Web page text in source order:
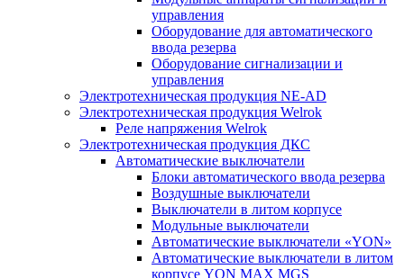
управления
Оборудование для автоматического
ввода резерва
Оборудование сигнализации и
управления
Электротехническая продукция NE-AD
Электротехническая продукция Welrok
Реле напряжения Welrok
Электротехническая продукция ДКС
Автоматические выключатели
Блоки автоматического ввода резерва
Воздушные выключатели
Выключатели в литом корпусе
Модульные выключатели
Автоматические выключатели «YON»
Автоматические выключатели в литом
корпусе YON MAX MGS